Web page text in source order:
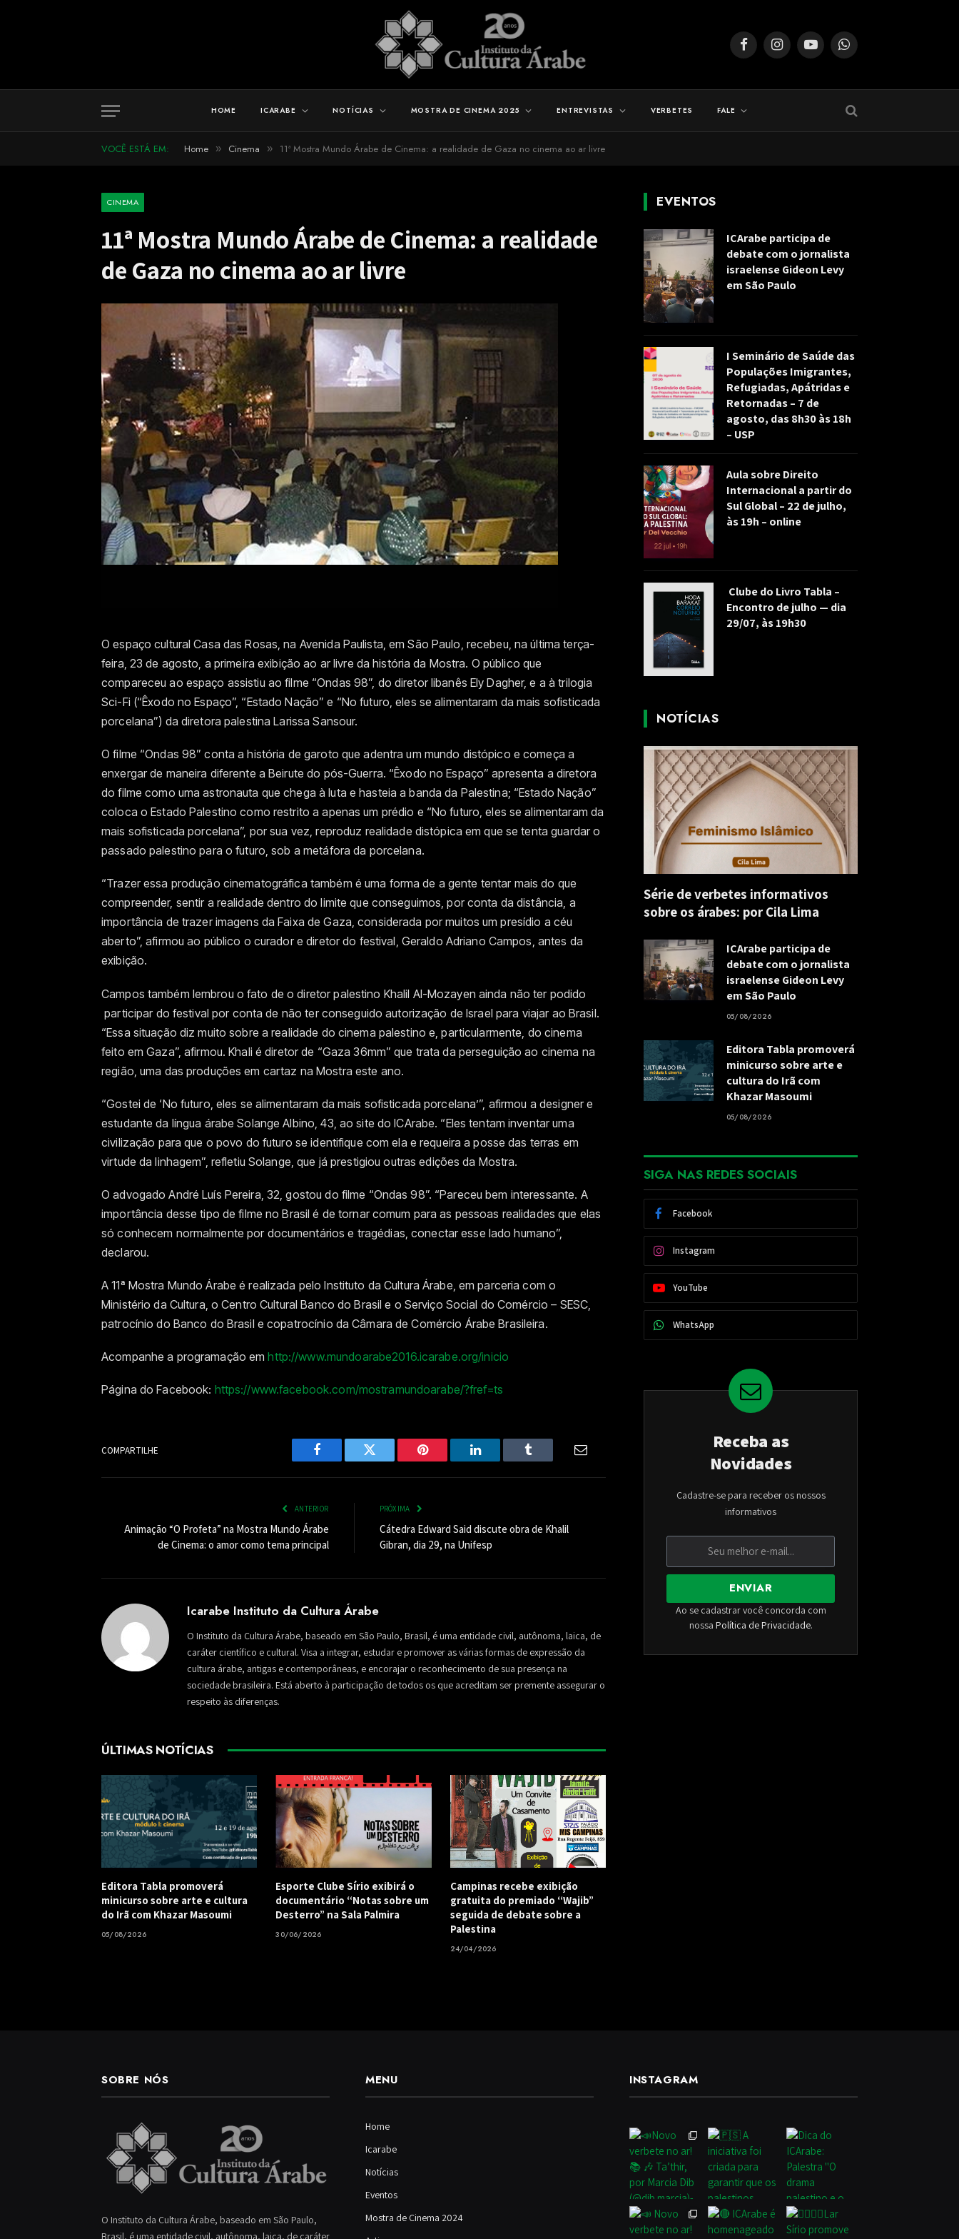
FacebookInstagramYouTubeWhatsApp
HOME ICARABE NOTÍCIAS MOSTRA DE CINEMA 2025 ENTREVISTAS VERBETES FALE
VOCÊ ESTÁ EM: Home » Cinema » 11ª Mostra Mundo Árabe de Cinema: a realidade de Gaza no cinema ao ar livre
CINEMA
11ª Mostra Mundo Árabe de Cinema: a realidade
de Gaza no cinema ao ar livre
O espaço cultural Casa das Rosas, na Avenida Paulista, em São Paulo, recebeu, na última terça-
feira, 23 de agosto, a primeira exibição ao ar livre da história da Mostra. O público que
compareceu ao espaço assistiu ao filme “Ondas 98”, do diretor libanês Ely Dagher, e a à trilogia
Sci-Fi (“Êxodo no Espaço”, “Estado Nação” e “No futuro, eles se alimentaram da mais sofisticada
porcelana”) da diretora palestina Larissa Sansour.
O filme “Ondas 98” conta a história de garoto que adentra um mundo distópico e começa a
enxergar de maneira diferente a Beirute do pós-Guerra. “Êxodo no Espaço” apresenta a diretora
do filme como uma astronauta que chega à luta e hasteia a banda da Palestina; “Estado Nação”
coloca o Estado Palestino como restrito a apenas um prédio e “No futuro, eles se alimentaram da
mais sofisticada porcelana”, por sua vez, reproduz realidade distópica em que se tenta guardar o
passado palestino para o futuro, sob a metáfora da porcelana.
“Trazer essa produção cinematográfica também é uma forma de a gente tentar mais do que
compreender, sentir a realidade dentro do limite que conseguimos, por conta da distância, a
importância de trazer imagens da Faixa de Gaza, considerada por muitos um presídio a céu
aberto”, afirmou ao público o curador e diretor do festival, Geraldo Adriano Campos, antes da
exibição.
Campos também lembrou o fato de o diretor palestino Khalil Al-Mozayen ainda não ter podido
participar do festival por conta de não ter conseguido autorização de Israel para viajar ao Brasil.
“Essa situação diz muito sobre a realidade do cinema palestino e, particularmente, do cinema
feito em Gaza”, afirmou. Khali é diretor de “Gaza 36mm” que trata da perseguição ao cinema na
região, uma das produções em cartaz na Mostra este ano.
“Gostei de ‘No futuro, eles se alimentaram da mais sofisticada porcelana’”, afirmou a designer e
estudante da língua árabe Solange Albino, 43, ao site do ICArabe. “Eles tentam inventar uma
civilização para que o povo do futuro se identifique com ela e requeira a posse das terras em
virtude da linhagem”, refletiu Solange, que já prestigiou outras edições da Mostra.
O advogado André Luís Pereira, 32, gostou do filme “Ondas 98”. “Pareceu bem interessante. A
importância desse tipo de filme no Brasil é de tornar comum para as pessoas realidades que elas
só conhecem normalmente por documentários e tragédias, conectar esse lado humano”,
declarou.
A 11ª Mostra Mundo Árabe é realizada pelo Instituto da Cultura Árabe, em parceria com o
Ministério da Cultura, o Centro Cultural Banco do Brasil e o Serviço Social do Comércio – SESC,
patrocínio do Banco do Brasil e copatrocínio da Câmara de Comércio Árabe Brasileira.
Acompanhe a programação em http://www.mundoarabe2016.icarabe.org/inicio
Página do Facebook: https://www.facebook.com/mostramundoarabe/?fref=ts
COMPARTILHE
Facebook Twitter Pinterest LinkedIn Tumblr
ANTERIOR
Animação “O Profeta” na Mostra Mundo Árabe
de Cinema: o amor como tema principal
PRÓXIMA
Cátedra Edward Said discute obra de Khalil
Gibran, dia 29, na Unifesp
Icarabe Instituto da Cultura Árabe
O Instituto da Cultura Árabe, baseado em São Paulo, Brasil, é uma entidade civil, autônoma, laica, de
caráter científico e cultural. Visa a integrar, estudar e promover as várias formas de expressão da
cultura árabe, antigas e contemporâneas, e encorajar o reconhecimento de sua presença na
sociedade brasileira. Está aberto à participação de todos os que acreditam ser premente assegurar o
respeito às diferenças.
ÚLTIMAS NOTÍCIAS
Editora Tabla promoverá
minicurso sobre arte e cultura
do Irã com Khazar Masoumi
05/08/2026
Esporte Clube Sírio exibirá o
documentário “Notas sobre um
Desterro” na Sala Palmira
30/06/2026
Campinas recebe exibição
gratuita do premiado “Wajib”
seguida de debate sobre a
Palestina
24/04/2026
EVENTOS
ICArabe participa de
debate com o jornalista
israelense Gideon Levy
em São Paulo
I Seminário de Saúde das
Populações Imigrantes,
Refugiadas, Apátridas e
Retornadas – 7 de
agosto, das 8h30 às 18h
– USP
Aula sobre Direito
Internacional a partir do
Sul Global – 22 de julho,
às 19h – online
Clube do Livro Tabla –
Encontro de julho — dia
29/07, às 19h30
NOTÍCIAS
Série de verbetes informativos
sobre os árabes: por Cila Lima
ICArabe participa de
debate com o jornalista
israelense Gideon Levy
em São Paulo
05/08/2026
Editora Tabla promoverá
minicurso sobre arte e
cultura do Irã com
Khazar Masoumi
05/08/2026
SIGA NAS REDES SOCIAIS
Facebook
Instagram
YouTube
WhatsApp
Receba as
Novidades
Cadastre-se para receber os nossos
informativos
ENVIAR
Ao se cadastrar você concorda com
nossa Política de Privacidade.
SOBRE NÓS
O Instituto da Cultura Árabe, baseado em São Paulo,
Brasil, é uma entidade civil, autônoma, laica, de caráter
MENU
Home
Icarabe
Notícias
Eventos
Mostra de Cinema 2024
INSTAGRAM